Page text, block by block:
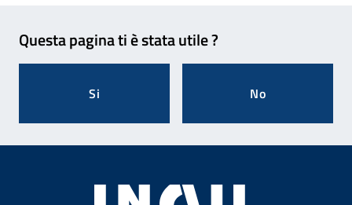
Questa pagina ti è stata utile ?
Si No